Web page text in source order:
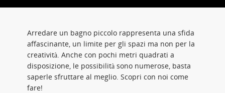
Arredare un bagno piccolo rappresenta una sfida
affascinante, un limite per gli spazi ma non per la
creatività. Anche con pochi metri quadrati a
disposizione, le possibilità sono numerose, basta
saperle sfruttare al meglio. Scopri con noi come
fare!